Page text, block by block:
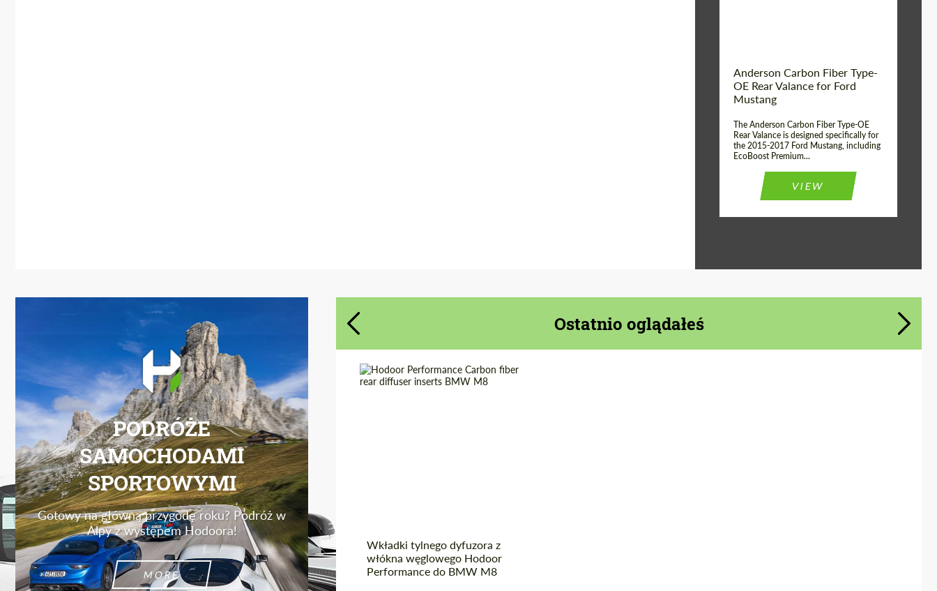
Anderson Carbon Fiber Type-
OE Rear Valance for Ford
Mustang
The Anderson Carbon Fiber Type-OE
Rear Valance is designed specifically for
the 2015-2017 Ford Mustang, including
EcoBoost Premium...
VIEW
PODRÓŻE
SAMOCHODAMI
SPORTOWYMI
Gotowy na główną przygodę roku? Podróż w
Alpy z występem Hodoora!
MORE
Ostatnio oglądałeś
Wkładki tylnego dyfuzora z
włókna węglowego Hodoor
Performance do BMW M8